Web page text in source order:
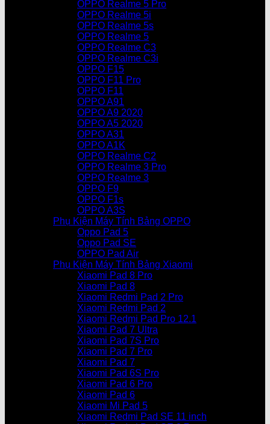
OPPO Realme 5 Pro
OPPO Realme 5i
OPPO Realme 5s
OPPO Realme 5
OPPO Realme C3
OPPO Realme C3i
OPPO F15
OPPO F11 Pro
OPPO F11
OPPO A91
OPPO A9 2020
OPPO A5 2020
OPPO A31
OPPO A1K
OPPO Realme C2
OPPO Realme 3 Pro
OPPO Realme 3
OPPO F9
OPPO F1s
OPPO A3S
Phụ Kiện Máy Tính Bảng OPPO
Oppo Pad 5
Oppo Pad SE
OPPO Pad Air
Phụ Kiện Máy Tính Bảng Xiaomi
Xiaomi Pad 8 Pro
Xiaomi Pad 8
Xiaomi Redmi Pad 2 Pro
Xiaomi Redmi Pad 2
Xiaomi Redmi Pad Pro 12.1
Xiaomi Pad 7 Ultra
Xiaomi Pad 7S Pro
Xiaomi Pad 7 Pro
Xiaomi Pad 7
Xiaomi Pad 6S Pro
Xiaomi Pad 6 Pro
Xiaomi Pad 6
Xiaomi Mi Pad 5
Xiaomi Redmi Pad SE 11 inch